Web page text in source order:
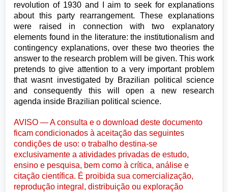
revolution of 1930 and I aim to seek for explanations
about this party rearrangement. These explanations
were raised in connection with two explanatory
elements found in the literature: the institutionalism and
contingency explanations, over these two theories the
answer to the research problem will be given. This work
pretends to give attention to a very important problem
that wasnt investigated by Brazilian political science
and consequently this will open a new research
agenda inside Brazilian political science.
AVISO — A consulta e o download deste documento
ficam condicionados à aceitação das seguintes
condições de uso: o trabalho destina-se
exclusivamente a atividades privadas de estudo,
ensino e pesquisa, bem como à crítica, análise e
citação científica. É proibida sua comercialização,
reprodução integral, distribuição ou exploração